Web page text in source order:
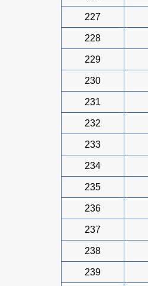
227
228
229
230
231
232
233
234
235
236
237
238
239